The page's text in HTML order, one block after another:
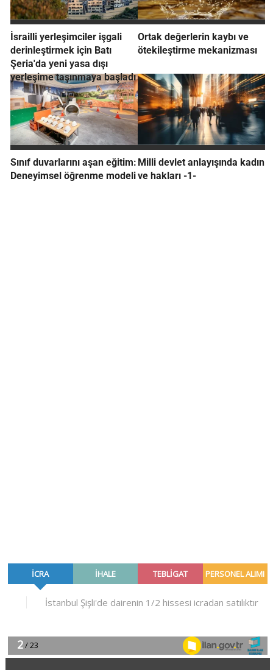
İsrailli yerleşimciler işgali
derinleştirmek için Batı
Şeria'da yeni yasa dışı
yerleşime taşınmaya başladı
Ortak değerlerin kaybı ve
ötekileştirme mekanizması
Sınıf duvarlarını aşan eğitim:
Deneyimsel öğrenme modeli
Milli devlet anlayışında kadın
ve hakları -1-